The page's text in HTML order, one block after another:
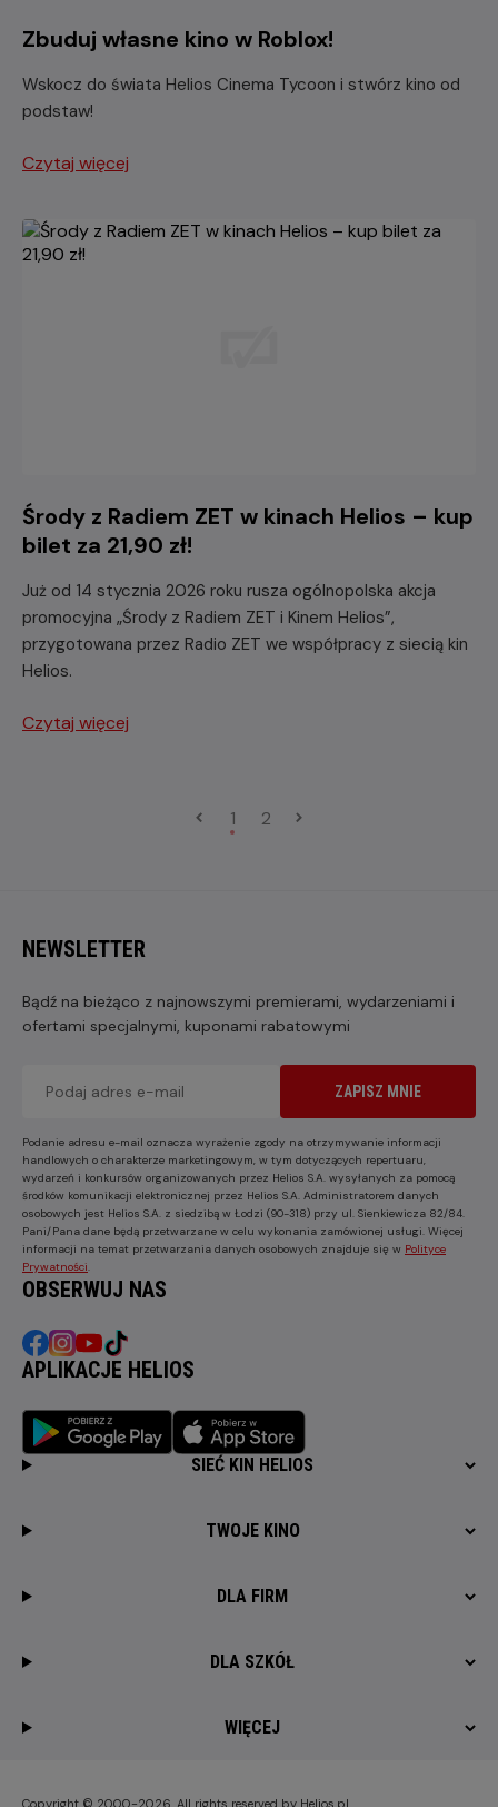
Zbuduj własne kino w Roblox!
Wskocz do świata Helios Cinema Tycoon i stwórz kino od
podstaw!
Czytaj więcej
Środy z Radiem ZET w kinach Helios – kup
bilet za 21,90 zł!
Już od 14 stycznia 2026 roku rusza ogólnopolska akcja
promocyjna „Środy z Radiem ZET i Kinem Helios”,
przygotowana przez Radio ZET we współpracy z siecią kin
Helios.
Czytaj więcej
1 2
NEWSLETTER
Bądź na bieżąco z najnowszymi premierami, wydarzeniami i
ofertami specjalnymi, kuponami rabatowymi
ZAPISZ MNIE
Podanie adresu e-mail oznacza wyrażenie zgody na otrzymywanie informacji
handlowych o charakterze marketingowym, w tym dotyczących repertuaru,
wydarzeń i konkursów organizowanych przez Helios S.A. wysyłanych za pomocą
środków komunikacji elektronicznej przez Helios S.A. Administratorem danych
osobowych jest Helios S.A. z siedzibą w Łodzi (90-318) przy ul. Sienkiewicza 82/84.
Pani/Pana dane będą przetwarzane w celu wykonania zamówionej usługi. Więcej
informacji na temat przetwarzania danych osobowych znajduje się w Polityce
Prywatności.
OBSERWUJ NAS
APLIKACJE HELIOS
SIEĆ KIN HELIOS
TWOJE KINO
DLA FIRM
DLA SZKÓŁ
WIĘCEJ
Copyright © 2000-2026. All rights reserved by Helios.pl